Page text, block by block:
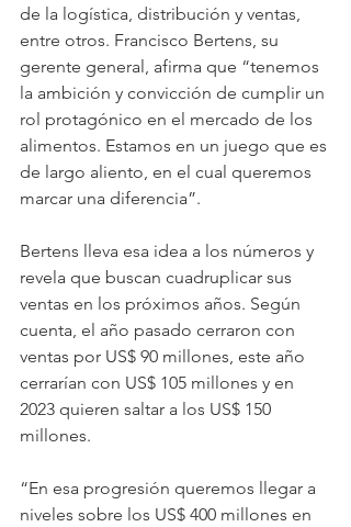
de la logística, distribución y ventas,
entre otros. Francisco Bertens, su
gerente general, afirma que “tenemos
la ambición y convicción de cumplir un
rol protagónico en el mercado de los
alimentos. Estamos en un juego que es
de largo aliento, en el cual queremos
marcar una diferencia”.
Bertens lleva esa idea a los números y
revela que buscan cuadruplicar sus
ventas en los próximos años. Según
cuenta, el año pasado cerraron con
ventas por US$ 90 millones, este año
cerrarían con US$ 105 millones y en
2023 quieren saltar a los US$ 150
millones.
“En esa progresión queremos llegar a
niveles sobre los US$ 400 millones en